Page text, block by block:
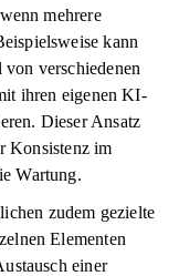
mehrere
kann
verschiedenen
ihren eigenen KI-
Dieser Ansatz
Konsistenz im
Wartung.
zudem gezielte
Elementen
einer